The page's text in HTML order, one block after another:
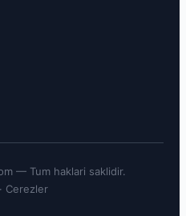
— Tum haklari saklidir.
· Cerezler